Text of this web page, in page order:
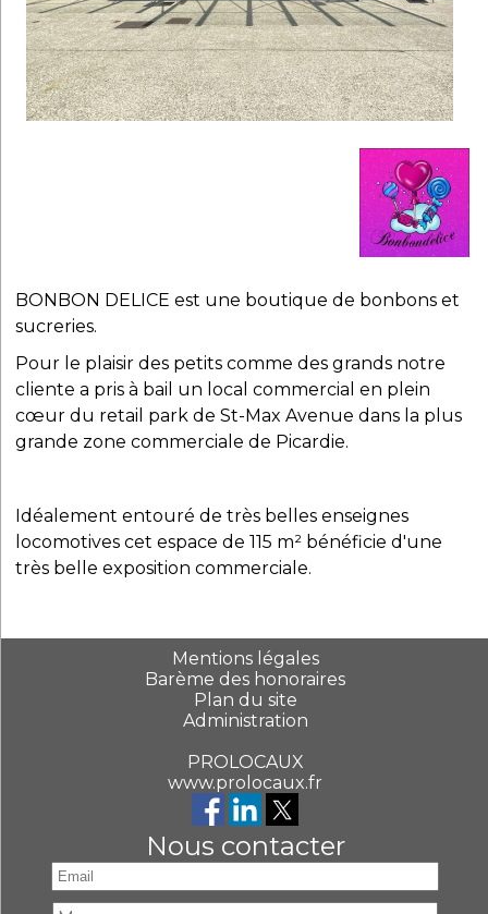
BONBON DELICE est une boutique de bonbons et
sucreries.
Pour le plaisir des petits comme des grands notre
cliente a pris à bail un local commercial en plein
cœur du retail park de St-Max Avenue dans la plus
grande zone commerciale de Picardie.
Idéalement entouré de très belles enseignes
locomotives cet espace de 115 m² bénéficie d'une
très belle exposition commerciale.
Mentions légales
Barème des honoraires
Plan du site
Administration
PROLOCAUX
www.prolocaux.fr
Nous contacter